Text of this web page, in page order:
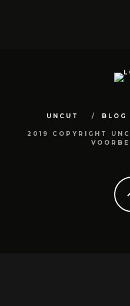
UNCUT BLOG
2019 COPYRIGHT